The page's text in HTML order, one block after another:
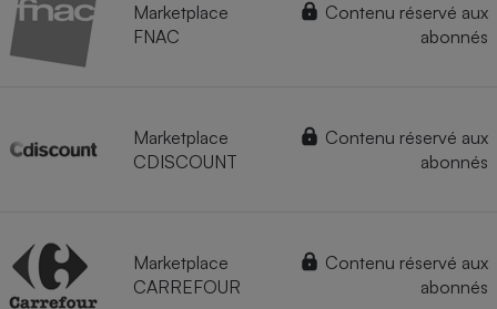
Marketplace
FNAC
Contenu réservé aux
abonnés
Marketplace
CDISCOUNT
Contenu réservé aux
abonnés
Marketplace
CARREFOUR
Contenu réservé aux
abonnés